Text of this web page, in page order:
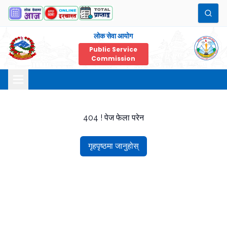
लोक सेवा आयोग
Public Service
Commission
404 ! पेज फेला परेन
गृहपृष्ठमा जानुहोस्